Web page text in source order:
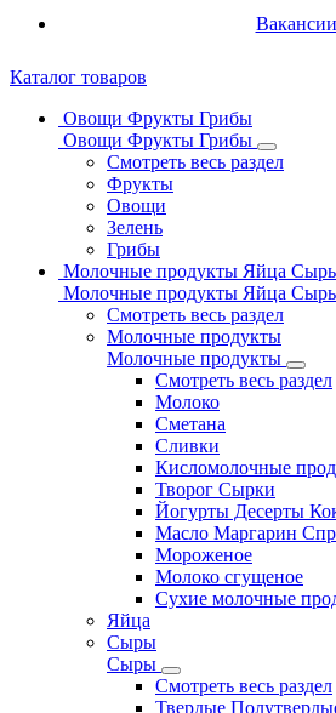
Вакансии
Каталог товаров
Овощи Фрукты Грибы
Овощи Фрукты Грибы
Смотреть весь раздел
Фрукты
Овощи
Зелень
Грибы
Молочные продукты Яйца
Молочные продукты Яйца
Смотреть весь раздел
Молочные продукты
Молочные продукты
Смотреть весь раздел
Молоко
Сметана
Сливки
Кисломолочные
Творог Сырки
Йогурты Десерты
Масло Маргарин
Мороженое
Молоко сгущеное
Сухие молочные
Яйца
Сыры
Сыры
Смотреть весь раздел
Твердые